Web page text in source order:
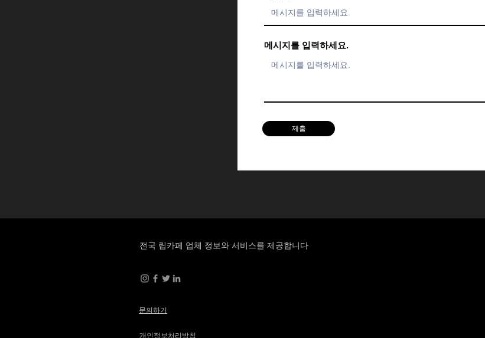
메시지를 입력하세요.
제출
전국 립카페 업체 정보와 서비스를 제공합니다
문의하기
개인정보처리방침